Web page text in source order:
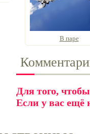
В паре
Для того,
Если у вас ещё